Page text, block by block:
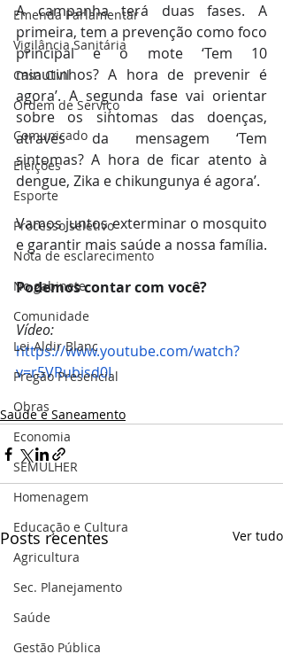
Emenda Parlamentar
Vigilância Sanitária
Casa Civil
Ordem de Serviço
Comunicado
Eleições
Esporte
Processo seletivo
Nota de esclarecimento
No gabinete
Comunidade
Lei Aldir Blanc
Pregão Presencial
Obras
Economia
SEMULHER
Homenagem
Educação e Cultura
Agricultura
Sec. Planejamento
Saúde
Gestão Pública
A campanha terá duas fases. A
primeira, tem a prevenção como foco
principal e o mote ‘Tem 10
minutinhos? A hora de prevenir é
agora’. A segunda fase vai orientar
sobre os sintomas das doenças,
através da mensagem ‘Tem
sintomas? A hora de ficar atento à
dengue, Zika e chikungunya é agora’.
Vamos juntos exterminar o mosquito
Podemos contar com você?
Vídeo:
https://www.youtube.com/watch?
v=r5VRubisd0I
Saúde e Saneamento
Posts recentes Ver tudo